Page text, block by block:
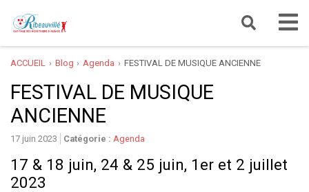
ACCUEIL Blog Agenda FESTIVAL DE MUSIQUE ANCIENNE
FESTIVAL DE MUSIQUE
ANCIENNE
17 juin 2023 Catégorie : Agenda
17 & 18 juin, 24 & 25 juin, 1er et 2 juillet
2023